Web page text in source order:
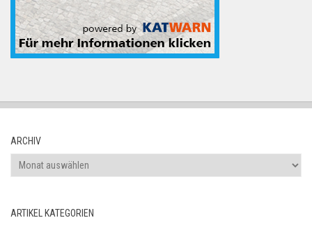
ARCHIV
Archiv
ARTIKEL KATEGORIEN